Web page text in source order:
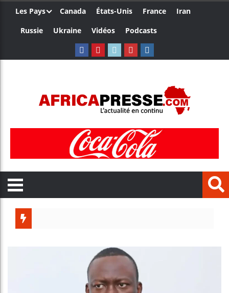
Les Pays Canada États-Unis France
Iran
Russie
Ukraine Vidéos Podcasts